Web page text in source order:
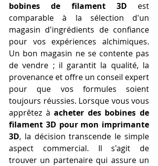
bobines de filament 3D est
comparable à la sélection d'un
magasin d'ingrédients de confiance
pour vos expériences alchimiques.
Un bon magasin ne se contente pas
de vendre ; il garantit la qualité, la
provenance et offre un conseil expert
pour que vos formules soient
toujours réussies. Lorsque vous vous
apprêtez à acheter des bobines de
filament 3D pour mon imprimante
3D, la décision transcende le simple
aspect commercial. Il s'agit de
trouver un partenaire qui assure un